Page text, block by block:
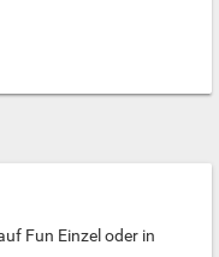
Fun Einzel oder in